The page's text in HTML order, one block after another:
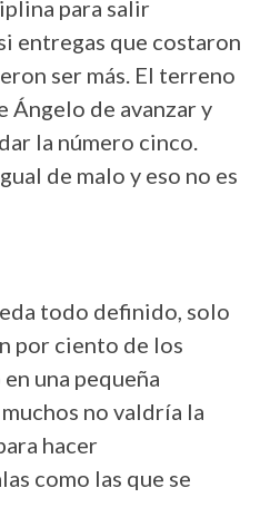
para salir
entregas que costaron
ser más. El terreno
Ángelo de avanzar y
la número cinco.
de malo y eso no es
todo definido, solo
por ciento de los
una pequeña
no valdría la
hacer
como las que se